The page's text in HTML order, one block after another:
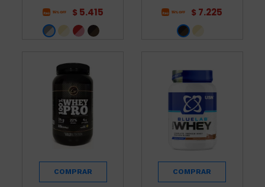
$ 5.415 $ 7.225